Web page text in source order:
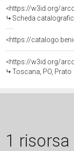
<https://w3id.org/
Scheda
<https://
<https://w3id.org/
Toscana, PO, Prato
1 risorsa